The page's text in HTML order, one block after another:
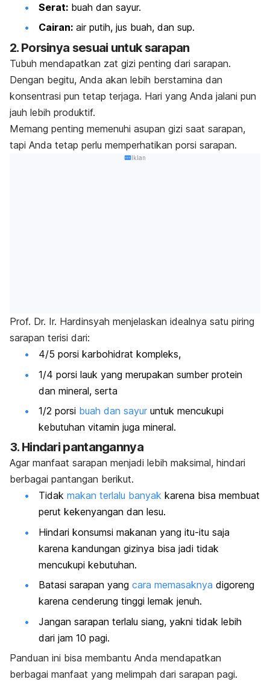
Serat: buah dan sayur.
Cairan: air putih, jus buah, dan sup.
2. Porsinya sesuai untuk sarapan
Tubuh mendapatkan zat gizi penting dari sarapan.
Dengan begitu, Anda akan lebih berstamina dan
konsentrasi pun tetap terjaga. Hari yang Anda jalani pun
jauh lebih produktif.
Memang penting memenuhi asupan gizi saat sarapan,
tapi Anda tetap perlu memperhatikan porsi sarapan.
Iklan
Prof. Dr. Ir. Hardinsyah menjelaskan idealnya satu piring
sarapan terisi dari:
4/5 porsi karbohidrat kompleks,
1/4 porsi lauk yang merupakan sumber protein
dan mineral, serta
1/2 porsi buah dan sayur untuk mencukupi
kebutuhan vitamin juga mineral.
3. Hindari pantangannya
Agar manfaat sarapan menjadi lebih maksimal, hindari
berbagai pantangan berikut.
Tidak makan terlalu banyak karena bisa membuat
perut kekenyangan dan lesu.
Hindari konsumsi makanan yang itu-itu saja
karena kandungan gizinya bisa jadi tidak
mencukupi kebutuhan.
Batasi sarapan yang cara memasaknya digoreng
karena cenderung tinggi lemak jenuh.
Jangan sarapan terlalu siang, yakni tidak lebih
dari jam 10 pagi.
Panduan ini bisa membantu Anda mendapatkan
berbagai manfaat yang melimpah dari sarapan pagi.